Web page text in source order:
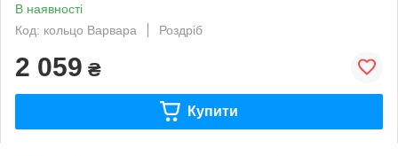
В наявності
Код: кольцо Варвара
Роздріб
2 059 ₴
Купити